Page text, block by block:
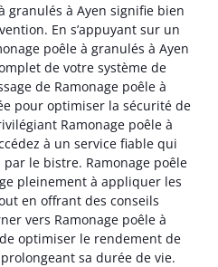
granulés à Ayen signifie bien
En s’appuyant sur un
poêle à granulés à Ayen
de votre système de
de Ramonage poêle à
pour optimiser la sécurité de
Ramonage poêle à
à un service fiable qui
le bistre. Ramonage poêle
pleinement à appliquer les
en offrant des conseils
vers Ramonage poêle à
optimiser le rendement de
sa durée de vie.